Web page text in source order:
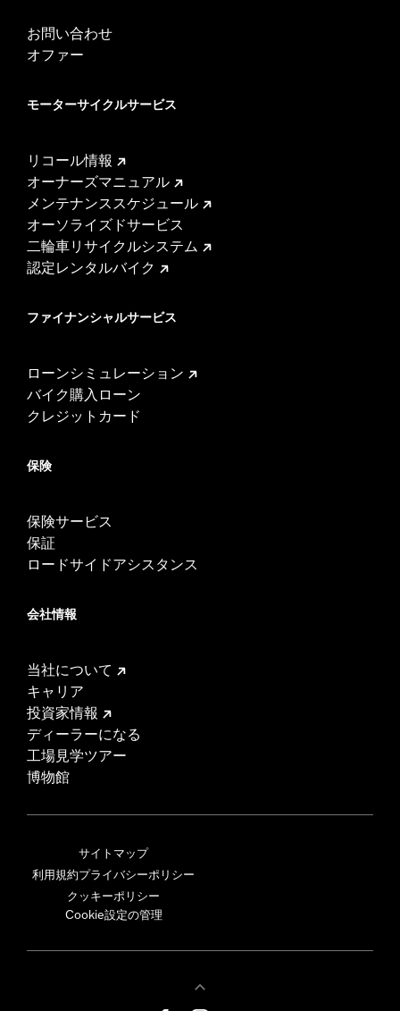
お問い合わせ
オファー
モーターサイクルサービス
リコール情報
オーナーズマニュアル
メンテナンススケジュール
オーソライズドサービス
二輪車リサイクルシステム
認定レンタルバイク
ファイナンシャルサービス
ローンシミュレーション
バイク購入ローン
クレジットカード
保険
保険サービス
保証
ロードサイドアシスタンス
会社情報
当社について
キャリア
投資家情報
ディーラーになる
工場見学ツアー
博物館
サイトマップ
利用規約プライバシーポリシー
クッキーポリシー
Cookie設定の管理